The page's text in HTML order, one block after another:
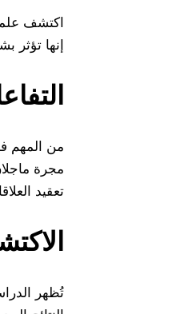
إنها تؤثر
من المهم
مجرة
تعقيد
تُظهر